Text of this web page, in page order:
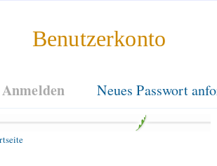
Benutzerkonto
Anmelden Neues Passwort